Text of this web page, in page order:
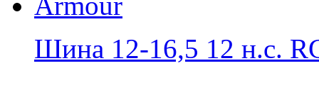
Шина 12-16,5 12 н.с.